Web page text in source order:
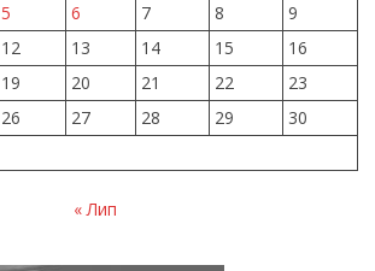
5 6 7 8
9
12 13 14 15
16
19 20 21 22
23
26 27 28 29
30
« Лип